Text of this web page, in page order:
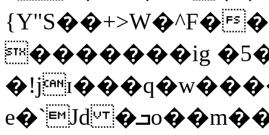
{Y"S��+>W�^F�
�������ig
e�`Jd �ܒo��m��1��d|